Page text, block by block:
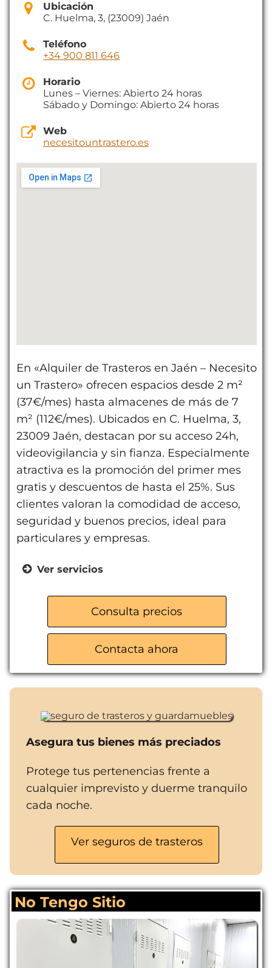
Ubicación
C. Huelma, 3, (23009) Jaén
Teléfono
+34 900 811 646
Horario
Lunes – Viernes: Abierto 24 horas
Sábado y Domingo: Abierto 24 horas
Web
necesitountrastero.es
En «Alquiler de Trasteros en Jaén – Necesito
un Trastero» ofrecen espacios desde 2 m²
(37€/mes) hasta almacenes de más de 7
m² (112€/mes). Ubicados en C. Huelma, 3,
23009 Jaén, destacan por su acceso 24h,
videovigilancia y sin fianza. Especialmente
atractiva es la promoción del primer mes
gratis y descuentos de hasta el 25%. Sus
clientes valoran la comodidad de acceso,
seguridad y buenos precios, ideal para
particulares y empresas.
Ver servicios
Videovigilancia
Transpaleta y carritos
Recepción de mercancías
Sin fianza
Consulta precios
Contacta ahora
Asegura tus bienes más preciados
Protege tus pertenencias frente a
cualquier imprevisto y duerme tranquilo
cada noche.
Ver seguros de trasteros
No Tengo Sitio